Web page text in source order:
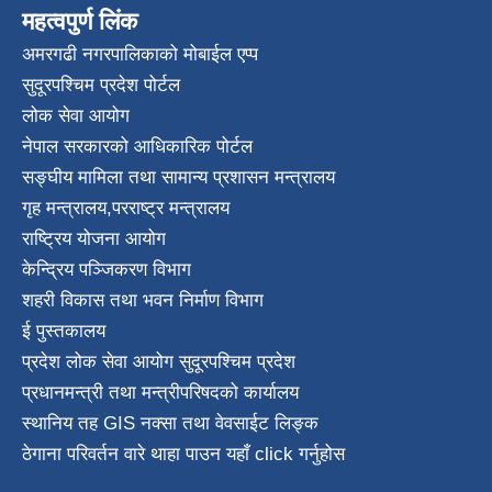
महत्वपुर्ण लिंक
अमरगढी नगरपालिकाको मोबाईल एप्प
सुदूरपश्चिम प्रदेश पोर्टल
लोक सेवा आयोग
नेपाल सरकारको आधिकारिक पोर्टल
सङ्घीय मामिला तथा सामान्य प्रशासन मन्त्रालय
गृह मन्त्रालय,परराष्ट्र मन्त्रालय
राष्ट्रिय योजना आयोग
केन्द्रिय पञ्जिकरण विभाग
शहरी विकास तथा भवन निर्माण विभाग
ई पुस्तकालय
प्रदेश लोक सेवा आयोग सुदूरपश्चिम प्रदेश
प्रधानमन्त्री तथा मन्त्रीपरिषदको कार्यालय
स्थानिय तह GIS नक्सा तथा वेवसाईट लिङ्क
ठेगाना परिवर्तन वारे थाहा पाउन यहाँ click गर्नुहोस